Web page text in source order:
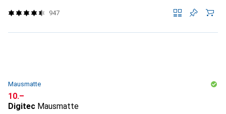
947
Mausmatte
CHF
10.–
Digitec Mausmatte